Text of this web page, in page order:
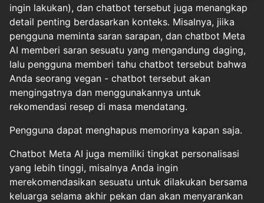
ingin lakukan), dan chatbot tersebut juga menangkap
detail penting berdasarkan konteks. Misalnya, jiika
pengguna meminta saran sarapan, dan chatbot Meta
AI memberi saran sesuatu yang mengandung daging,
lalu pengguna memberi tahu chatbot tersebut bahwa
Anda seorang vegan - chatbot tersebut akan
mengingatnya dan menggunakannya untuk
rekomendasi resep di masa mendatang.
Pengguna dapat menghapus memorinya kapan saja.
Chatbot Meta AI juga memiliki tingkat personalisasi
yang lebih tinggi, misalnya Anda ingin
merekomendasikan sesuatu untuk dilakukan bersama
keluarga selama akhir pekan dan akan menyarankan